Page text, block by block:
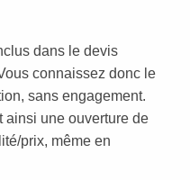
dans le devis
connaissez donc le
sans engagement.
ainsi une ouverture de
prix, même en